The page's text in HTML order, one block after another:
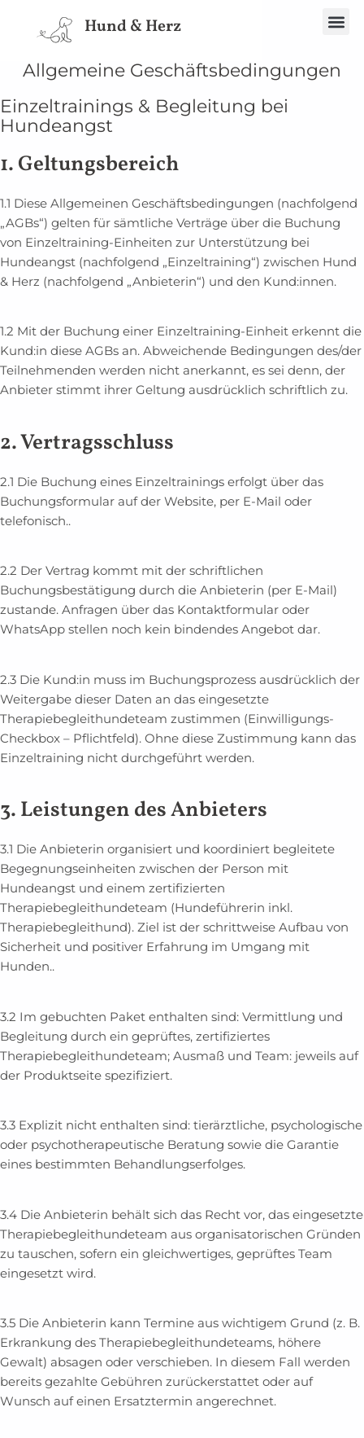
Hund & Herz
Allgemeine Geschäftsbedingungen
Einzeltrainings & Begleitung bei
Hundeangst
1. Geltungsbereich
1.1 Diese Allgemeinen Geschäftsbedingungen (nachfolgend
„AGBs“) gelten für sämtliche Verträge über die Buchung
von Einzeltraining-Einheiten zur Unterstützung bei
Hundeangst (nachfolgend „Einzeltraining“) zwischen Hund
& Herz (nachfolgend „Anbieterin“) und den Kund:innen.
1.2 Mit der Buchung einer Einzeltraining-Einheit erkennt die
Kund:in diese AGBs an. Abweichende Bedingungen des/der
Teilnehmenden werden nicht anerkannt, es sei denn, der
Anbieter stimmt ihrer Geltung ausdrücklich schriftlich zu.
2. Vertragsschluss
2.1 Die Buchung eines Einzeltrainings erfolgt über das
Buchungsformular auf der Website, per E-Mail oder
telefonisch..
2.2 Der Vertrag kommt mit der schriftlichen
Buchungsbestätigung durch die Anbieterin (per E-Mail)
zustande. Anfragen über das Kontaktformular oder
WhatsApp stellen noch kein bindendes Angebot dar.
2.3 Die Kund:in muss im Buchungsprozess ausdrücklich der
Weitergabe dieser Daten an das eingesetzte
Therapiebegleithundeteam zustimmen (Einwilligungs-
Checkbox – Pflichtfeld). Ohne diese Zustimmung kann das
Einzeltraining nicht durchgeführt werden.
3. Leistungen des Anbieters
3.1 Die Anbieterin organisiert und koordiniert begleitete
Begegnungseinheiten zwischen der Person mit
Hundeangst und einem zertifizierten
Therapiebegleithundeteam (Hundeführerin inkl.
Therapiebegleithund). Ziel ist der schrittweise Aufbau von
Sicherheit und positiver Erfahrung im Umgang mit
Hunden..
3.2 Im gebuchten Paket enthalten sind: Vermittlung und
Begleitung durch ein geprüftes, zertifiziertes
Therapiebegleithundeteam; Ausmaß und Team: jeweils auf
der Produktseite spezifiziert.
3.3 Explizit nicht enthalten sind: tierärztliche, psychologische
oder psychotherapeutische Beratung sowie die Garantie
eines bestimmten Behandlungserfolges.
3.4 Die Anbieterin behält sich das Recht vor, das eingesetzte
Therapiebegleithundeteam aus organisatorischen Gründen
zu tauschen, sofern ein gleichwertiges, geprüftes Team
eingesetzt wird.
3.5 Die Anbieterin kann Termine aus wichtigem Grund (z. B.
Erkrankung des Therapiebegleithundeteams, höhere
Gewalt) absagen oder verschieben. In diesem Fall werden
bereits gezahlte Gebühren zurückerstattet oder auf
Wunsch auf einen Ersatztermin angerechnet.